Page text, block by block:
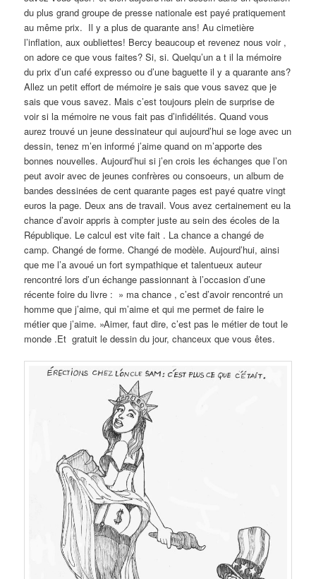
du plus grand groupe de presse nationale est payé pratiquement
au même prix. Il y a plus de quarante ans! Au cimetière
l’inflation, aux oubliettes! Bercy beaucoup et revenez nous voir ,
on adore ce que vous faites? Si, si. Quelqu’un a t il la mémoire
du prix d’un café expresso ou d’une baguette il y a quarante ans?
Allez un petit effort de mémoire je sais que vous savez que je
sais que vous savez. Mais c’est toujours plein de surprise de
voir si la mémoire ne vous fait pas d’infidélités. Quand vous
aurez trouvé un jeune dessinateur qui aujourd’hui se loge avec un
dessin, tenez m’en informé j’aime quand on m’apporte des
bonnes nouvelles. Aujourd’hui si j’en crois les échanges que l’on
peut avoir avec de jeunes confrères ou consoeurs, un album de
bandes dessinées de cent quarante pages est payé quatre vingt
euros la page. Deux ans de travail. Vous avez certainement eu la
chance d’avoir appris à compter juste au sein des écoles de la
République. Le calcul est vite fait . La chance a changé de
camp. Changé de forme. Changé de modèle. Aujourd’hui, ainsi
que me l’a avoué un fort sympathique et talentueux auteur
rencontré lors d’un échange passionnant à l’occasion d’une
récente foire du livre : » ma chance , c’est d’avoir rencontré un
homme que j’aime, qui m’aime et qui me permet de faire le
métier que j’aime. »Aimer, faut dire, c’est pas le métier de tout le
monde .Et gratuit le dessin du jour, chanceux que vous êtes.